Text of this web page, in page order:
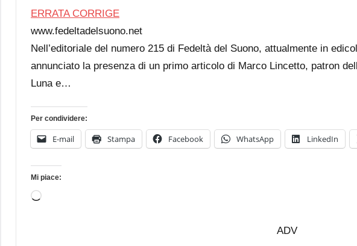
ERRATA CORRIGE
www.fedeltadelsuono.net
Nell’editoriale del numero 215 di Fedeltà del Suono, attualmente in
annunciato la presenza di un primo articolo di Marco Lincetto, patron
Luna e…
Per condividere:
E-mail Stampa Facebook WhatsApp LinkedIn
Mi piace:
Caricamento
ADV